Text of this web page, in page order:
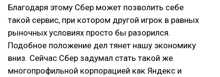
Благодаря этому Сбер может позволить себе
такой сервис, при котором другой игрок в равных
рыночных условиях просто бы разорился.
Подобное положение дел тянет нашу экономику
вниз. Сейчас Сбер задумал стать такой же
многопрофильной корпорацией как Яндекс и